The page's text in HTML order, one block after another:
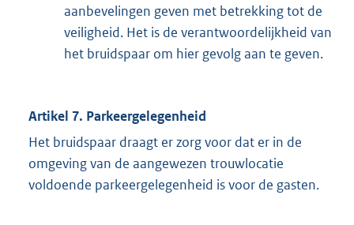
aanbevelingen geven met betrekking tot de
veiligheid. Het is de verantwoordelijkheid van
het bruidspaar om hier gevolg aan te geven.
Artikel 7. Parkeergelegenheid
Het bruidspaar draagt er zorg voor dat er in de
omgeving van de aangewezen trouwlocatie
voldoende parkeergelegenheid is voor de gasten.